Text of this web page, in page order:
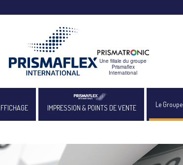
IMPRESSION & POINTS DE VENTE Le Groupe